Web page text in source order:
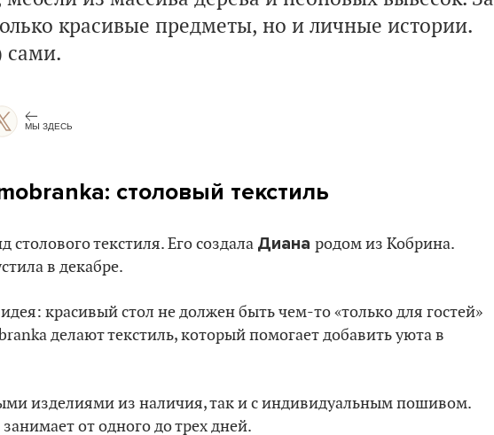
красивые предметы, но и личные истории.
сами.
МЫ ЗДЕСЬ
столовый текстиль
столового текстиля. Его создала Диана родом из Кобрина.
в декабре.
красивый стол не должен быть чем-то «только для гостей»
делают текстиль, который помогает добавить уюта в
изделиями из наличия, так и с индивидуальным пошивом.
от одного до трех дней.